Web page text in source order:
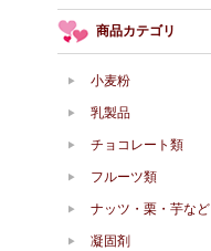
商品カテゴリ
小麦粉
乳製品
チョコレート類
フルーツ類
ナッツ・栗・芋など
凝固剤